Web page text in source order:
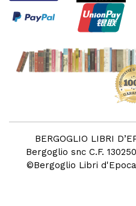
BERGOGLIO LIBRI
Bergoglio snc C.F.
©Bergoglio Libri d'Epoca